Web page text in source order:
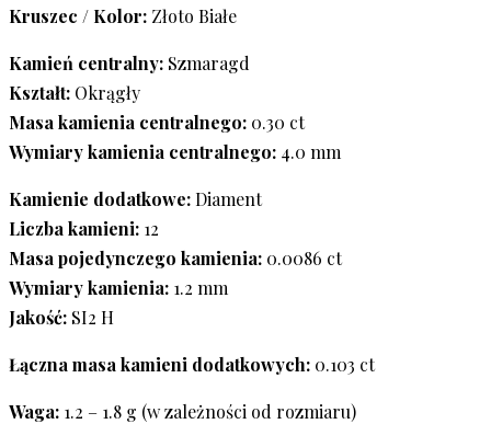
Kruszec / Kolor: Złoto Białe
Kamień centralny: Szmaragd
Kształt: Okrągły
Masa kamienia centralnego: 0.30 ct
Wymiary kamienia centralnego: 4.0 mm
Kamienie dodatkowe:Diament
Liczba kamieni: 12
Masa pojedynczego kamienia: 0.0086 ct
Wymiary kamienia: 1.2 mm
Jakość: SI2 H
Łączna masa kamieni dodatkowych: 0.103 ct
Waga: 1.2 – 1.8 g (w zależności od rozmiaru)